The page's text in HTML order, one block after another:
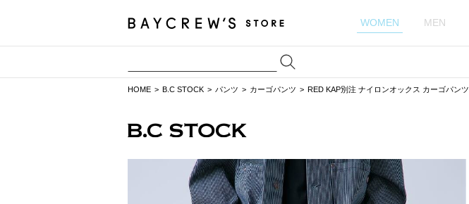
WOMEN MEN
HOME B.C STOCK パンツ カーゴパンツ RED KAP別注 ナイロンオックス カーゴパンツ